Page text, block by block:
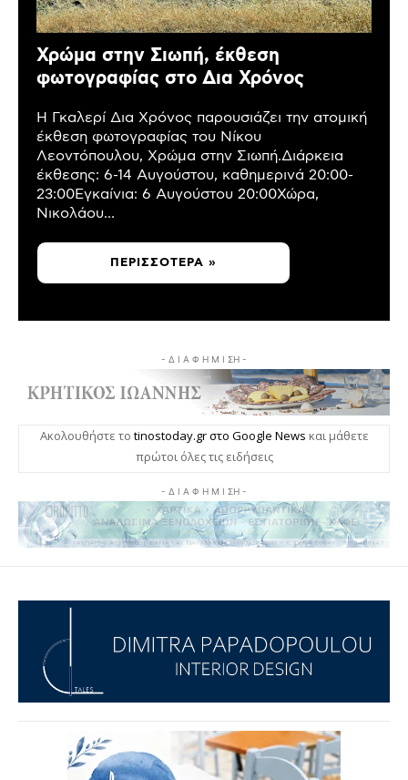
Χρώμα στην Σιωπή, έκθεση
φωτογραφίας στο Δια Χρόνος
Η Γκαλερί Δια Χρόνος παρουσιάζει την ατομική
έκθεση φωτογραφίας του Νίκου
Λεοντόπουλου, Χρώμα στην Σιωπή.Διάρκεια
έκθεσης: 6-14 Αυγούστου, καθημερινά 20:00-
23:00Εγκαίνια: 6 Αυγούστου 20:00Χώρα,
Νικολάου...
ΠΕΡΙΣΣΌΤΕΡΑ »
- Δ Ι Α Φ Η Μ Ι ΣΗ -
Ακολουθήστε το tinostoday.gr στο Google News και μάθετε
πρώτοι όλες τις ειδήσεις
- Δ Ι Α Φ Η Μ Ι ΣΗ -